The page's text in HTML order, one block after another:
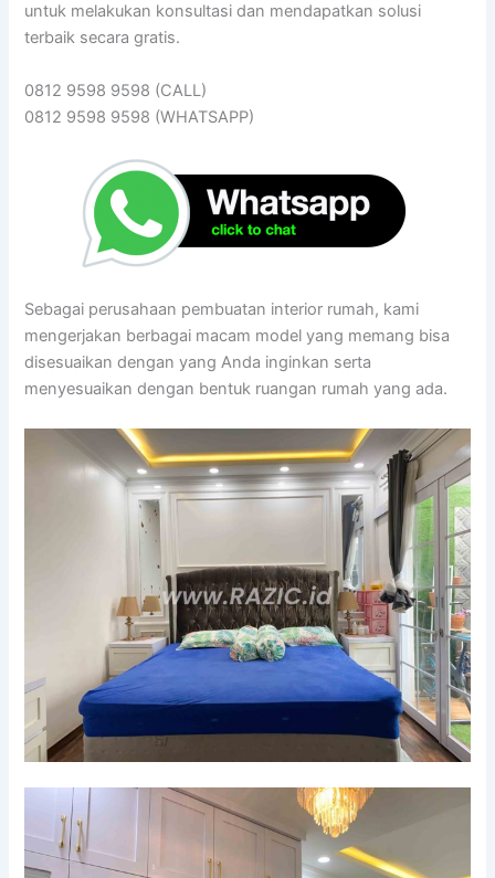
untuk melakukan konsultasi dan mendapatkan solusi
terbaik secara gratis.
0812 9598 9598 (CALL)
0812 9598 9598 (WHATSAPP)
Sebagai perusahaan pembuatan interior rumah, kami
mengerjakan berbagai macam model yang memang bisa
disesuaikan dengan yang Anda inginkan serta
menyesuaikan dengan bentuk ruangan rumah yang ada.